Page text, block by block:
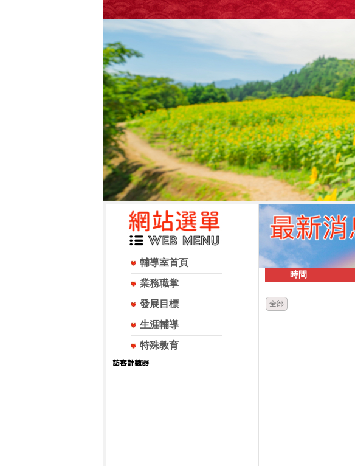
輔導室首頁
業務職掌
發展目標
生涯輔導
特殊教育
時間
全部